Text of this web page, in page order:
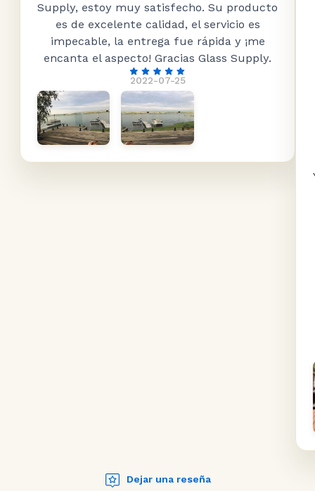
2022-07-25
Supply, estoy muy satisfecho. Su producto
es de excelente calidad, el servicio es
impecable, la entrega fue rápida y ¡me
encanta el aspecto! Gracias Glass Supply.
Dejar una reseña